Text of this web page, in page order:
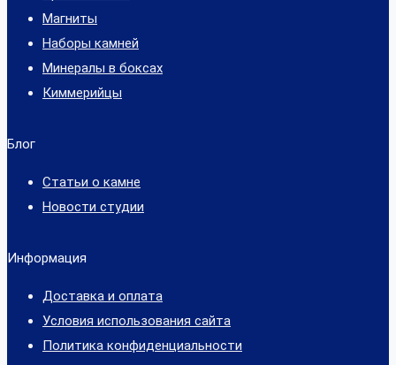
Магниты
Наборы камней
Минералы в боксах
Киммерийцы
Блог
Статьи о камне
Новости студии
Информация
Доставка и оплата
Условия использования сайта
Политика конфиденциальности